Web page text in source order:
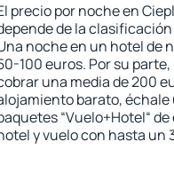
precio por noche en
de la
noche en un hotel de
100 euros. Por su
una media de 200
barato, échale
“Vuelo+Hotel“
y vuelo con hasta un